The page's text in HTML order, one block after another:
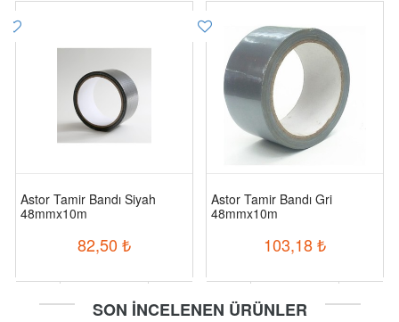
Astor Tamir Bandı Siyah
48mmx10m
82,50 ₺
Astor Tamir Bandı Gri
48mmx10m
103,18₺
SON İNCELENEN ÜRÜNLER